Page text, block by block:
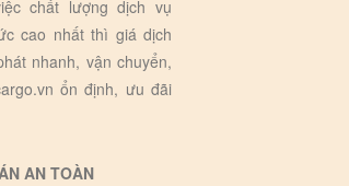
chất lượng dịch vụ
cao nhất thì giá dịch
nhanh, vận chuyển,
ổn định, ưu đãi
AN TOÀN